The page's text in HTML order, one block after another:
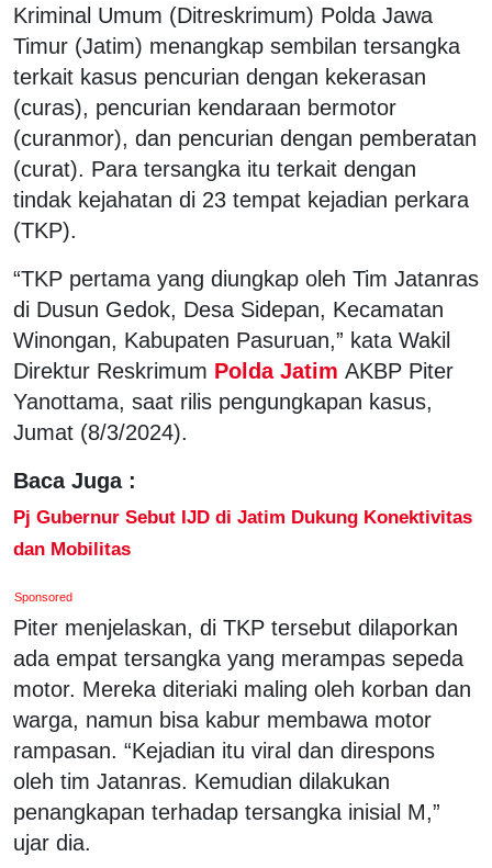
Kriminal Umum (Ditreskrimum) Polda Jawa
Timur (Jatim) menangkap sembilan tersangka
terkait kasus pencurian dengan kekerasan
(curas), pencurian kendaraan bermotor
(curanmor), dan pencurian dengan pemberatan
(curat). Para tersangka itu terkait dengan
tindak kejahatan di 23 tempat kejadian perkara
(TKP).
“TKP pertama yang diungkap oleh Tim Jatanras
di Dusun Gedok, Desa Sidepan, Kecamatan
Winongan, Kabupaten Pasuruan,” kata Wakil
Direktur Reskrimum Polda Jatim AKBP Piter
Yanottama, saat rilis pengungkapan kasus,
Jumat (8/3/2024).
Baca Juga :
Pj Gubernur Sebut IJD di Jatim Dukung Konektivitas
dan Mobilitas
Sponsored
Piter menjelaskan, di TKP tersebut dilaporkan
ada empat tersangka yang merampas sepeda
motor. Mereka diteriaki maling oleh korban dan
warga, namun bisa kabur membawa motor
rampasan. “Kejadian itu viral dan direspons
oleh tim Jatanras. Kemudian dilakukan
penangkapan terhadap tersangka inisial M,”
ujar dia.